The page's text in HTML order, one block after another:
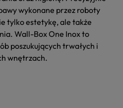
wykonane przez roboty
tylko estetykę, ale także
Wall-Box One Inoxto
poszukujących trwałych i
wnętrzach.